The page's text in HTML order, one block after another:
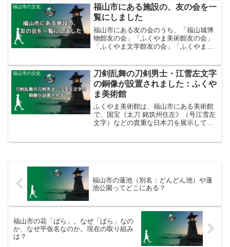
まな分野で交流を行っており、アジア諸
国をはじめ世界各都市との国...
福山市の文化
福山市にある施設の、友の会を一
覧にしました
福山市にある友の会のうち、「福山城博
物館友の会」「ふくやま美術館友の会」
「ふくやま文学館友の会」「ふくやま文
覧にしました。年会費や有効期限、主な
会員特典をご紹介します。
福山市の文化
刀剣乱舞の刀剣男士・江雪左文字
の銅像が設置されました：ふくや
ま美術館
ふくやま美術館は、福山市にある美術館
で、国宝《太刀 銘筑州住左》（号江雪左
文字）などの貴重な日本刀を展示してい
福山市の蓮池（別名：どんどん池）や蓮
池公園ってどこにある？
福山市の花「ばら」。なぜ「ばら」なの
か、なぜ平仮名なのか。現在の取り組み
は？